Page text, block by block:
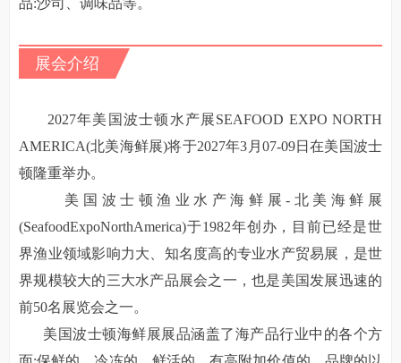
品:沙司、调味品等。
展会介绍
2027年美国波士顿水产展SEAFOOD EXPO NORTH
AMERICA(北美海鲜展)将于2027年3月07-09日在美国波士
顿隆重举办。
美国波士顿渔业水产海鲜展-北美海鲜展
(SeafoodExpoNorthAmerica)于1982年创办，目前已经是世
界渔业领域影响力大、知名度高的专业水产贸易展，是世
界规模较大的三大水产品展会之一，也是美国发展迅速的
前50名展览会之一。
美国波士顿海鲜展展品涵盖了海产品行业中的各个方